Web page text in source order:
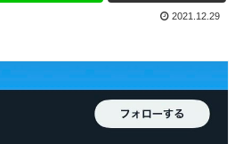
2021.12.29